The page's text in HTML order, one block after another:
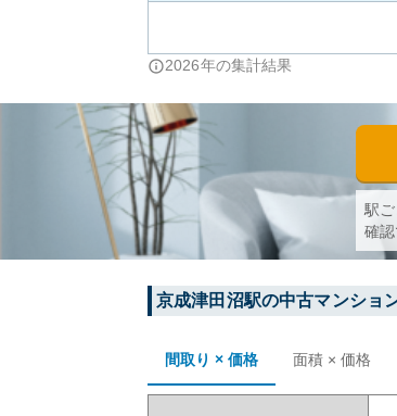
2026年の集計結果
駅
確認
京成津田沼駅の中古マンショ
間取り × 価格 面積 × 価格